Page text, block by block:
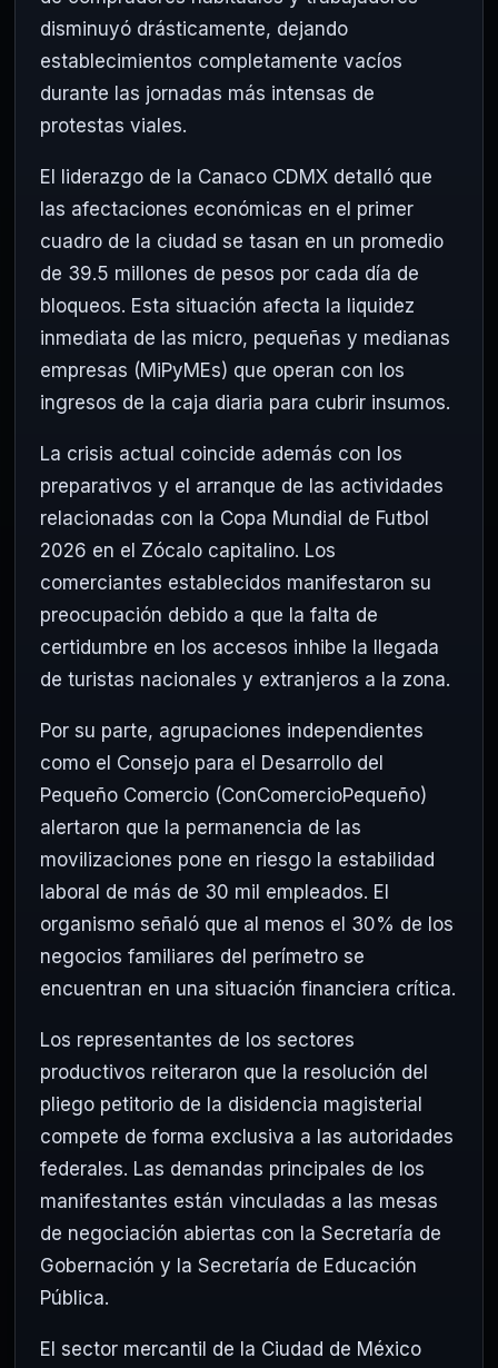
disminuyó drásticamente, dejando
establecimientos completamente vacíos
durante las jornadas más intensas de
protestas viales.
El liderazgo de la Canaco CDMX detalló que
las afectaciones económicas en el primer
cuadro de la ciudad se tasan en un promedio
de 39.5 millones de pesos por cada día de
bloqueos. Esta situación afecta la liquidez
inmediata de las micro, pequeñas y medianas
empresas (MiPyMEs) que operan con los
ingresos de la caja diaria para cubrir insumos.
La crisis actual coincide además con los
preparativos y el arranque de las actividades
relacionadas con la Copa Mundial de Futbol
2026 en el Zócalo capitalino. Los
comerciantes establecidos manifestaron su
preocupación debido a que la falta de
certidumbre en los accesos inhibe la llegada
de turistas nacionales y extranjeros a la zona.
Por su parte, agrupaciones independientes
como el Consejo para el Desarrollo del
Pequeño Comercio (ConComercioPequeño)
alertaron que la permanencia de las
movilizaciones pone en riesgo la estabilidad
laboral de más de 30 mil empleados. El
organismo señaló que al menos el 30% de los
negocios familiares del perímetro se
encuentran en una situación financiera crítica.
Los representantes de los sectores
productivos reiteraron que la resolución del
pliego petitorio de la disidencia magisterial
compete de forma exclusiva a las autoridades
federales. Las demandas principales de los
manifestantes están vinculadas a las mesas
de negociación abiertas con la Secretaría de
Gobernación y la Secretaría de Educación
Pública.
El sector mercantil de la Ciudad de México